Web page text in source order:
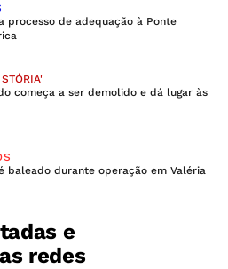
processo de adequação à Ponte
começa a ser demolido e dá lugar às
baleado durante operação em Valéria
e
redes